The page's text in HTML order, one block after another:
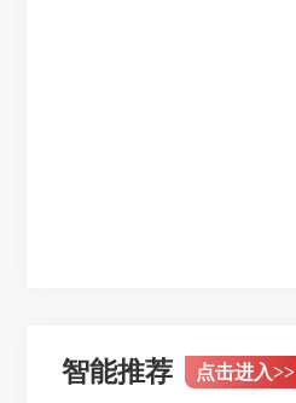
智能推荐 点击进入>>